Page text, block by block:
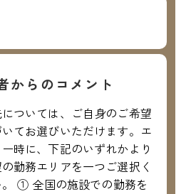
からのコメント
ついては、ご自身のご希望
てお選びいただけます。エ
時に、下記のいずれかより
勤務エリアを一つご選択く
① 全国の施設での勤務を